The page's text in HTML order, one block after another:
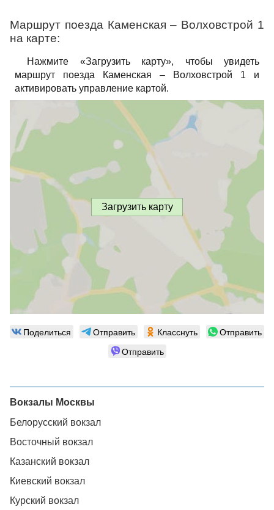
Маршрут поезда Каменская – Волховстрой 1
на карте:
Нажмите «Загрузить карту», чтобы увидеть
маршрут поезда Каменская – Волховстрой 1 и
активировать управление картой.
Загрузить карту
Поделиться Отправить Класснуть
Отправить
Отправить
Вокзалы Москвы
Белорусский вокзал
Восточный вокзал
Казанский вокзал
Киевский вокзал
Курский вокзал